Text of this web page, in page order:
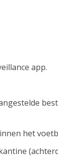
app.
het